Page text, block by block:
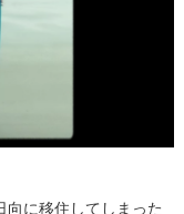
向に移住してしまった